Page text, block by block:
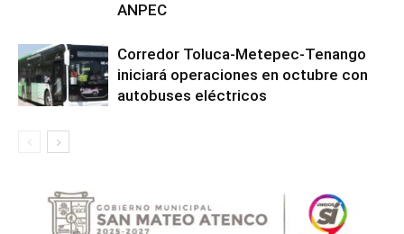
ANPEC
Corredor Toluca-Metepec-Tenango
iniciará operaciones en octubre con
autobuses eléctricos